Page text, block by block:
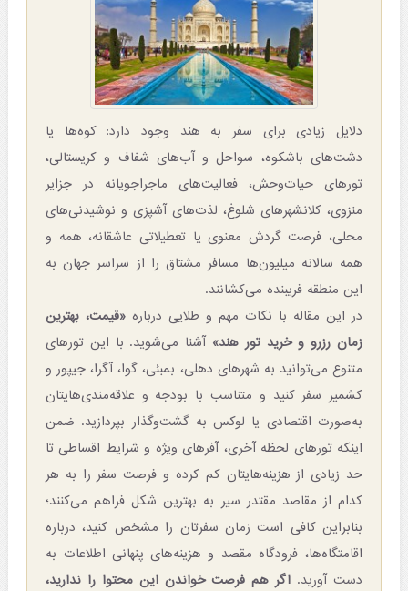
دلایل زیادی برای سفر به هند وجود دارد: کوه‌ها یا
دشت‌های باشکوه، سواحل و آب‌های شفاف و کریستالی،
تورهای حیات‌وحش، فعالیت‌های ماجراجویانه در جزایر
منزوی، کلانشهرهای شلوغ، لذت‌های آشپزی و نوشیدنی‌های
محلی، فرصت گردش معنوی یا تعطیلاتی عاشقانه، همه و
همه سالانه میلیون‌ها مسافر مشتاق را از سراسر جهان به
این منطقه فریبنده می‌کشانند.
در این مقاله با نکات مهم و طلایی درباره«قیمت، بهترین
زمان رزرو و خرید تور هند» آشنا می‌شوید. با این تورهای
متنوع می‌توانید به شهرهای دهلی، بمبئی، گوا، آگرا، جیپور و
کشمیر سفر کنید و متناسب با بودجه و علاقه‌مندی‌هایتان
به‌صورت اقتصادی یا لوکس به گشت‌وگذار بپردازید. ضمن
اینکه تورهای لحظه آخری، آفرهای ویژه و شرایط اقساطی تا
حد زیادی از هزینه‌هایتان کم کرده و فرصت سفر را به هر
کدام از مقاصد مقتدر سیر به بهترین شکل فراهم می‌کنند؛
بنابراین کافی است زمان سفرتان را مشخص کنید، درباره
اقامتگاه‌ها، فرودگاه مقصد و هزینه‌های پنهانی اطلاعات به
دست آورید. اگر هم فرصت خواندن این محتوا را ندارید،